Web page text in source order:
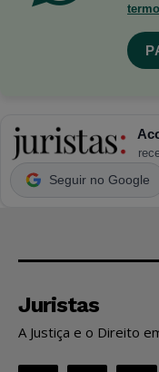
Seguir no Google
Juristas
A Justiça e o Direito